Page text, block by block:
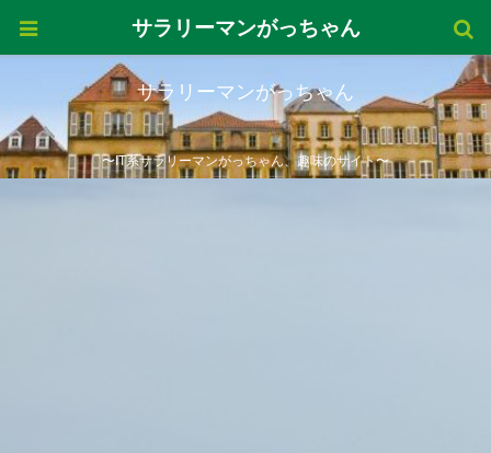
サラリーマンがっちゃん
〜IT系サラリーマンがっちゃん、趣味のサイト〜
サラリーマンがっちゃん